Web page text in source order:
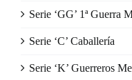
Serie ‘GG’ 1ª Guerra
Serie ‘C’ Caballería
Serie ‘K’ Guerreros